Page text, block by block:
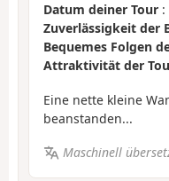
Datum deiner Tour :
Zuverlässigkeit der
Bequemes Folgen
Attraktivität der
Eine nette kleine
beanstanden...
Maschinell